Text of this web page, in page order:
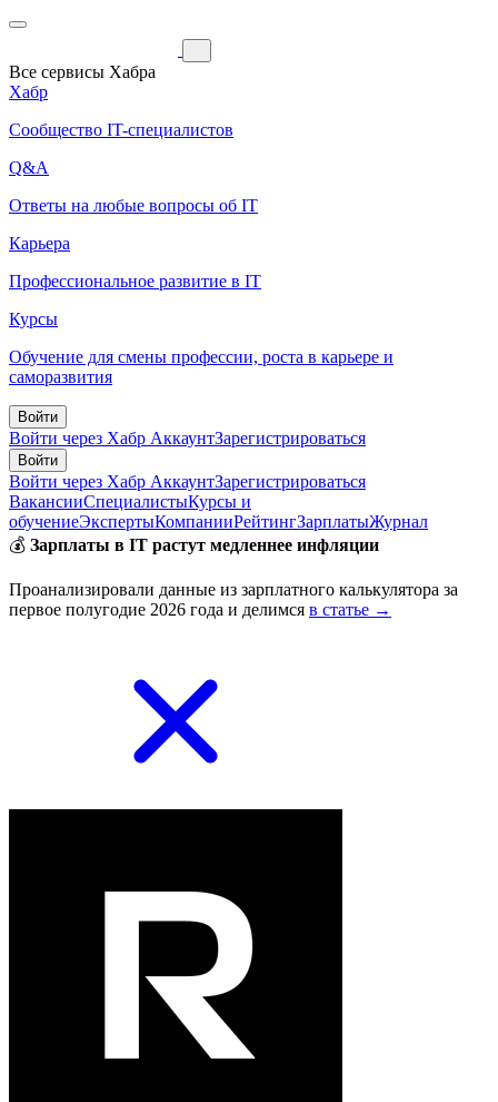
Все сервисы Хабра
Хабр
Сообщество IT-специалистов
Q&A
Ответы на любые вопросы об IT
Карьера
Профессиональное развитие в IT
Курсы
Обучение для смены профессии, роста в карьере и
саморазвития
Войти
Войти через Хабр АккаунтЗарегистрироваться
Войти
Войти через Хабр АккаунтЗарегистрироваться
ВакансииСпециалистыКурсы и
обучениеЭкспертыКомпанииРейтингЗарплатыЖурнал
💰 Зарплаты в IT растут медленнее инфляции
Проанализировали данные из зарплатного калькулятора за
первое полугодие 2026 года и делимся в статье →